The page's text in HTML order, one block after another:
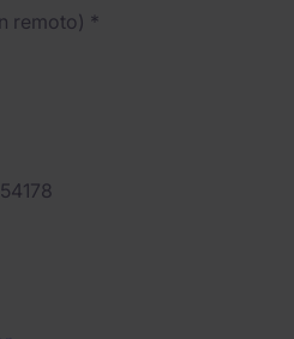
remoto) *